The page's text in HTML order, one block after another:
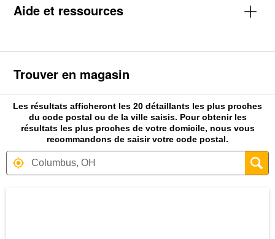
Aide et ressources
Trouver en magasin
Les résultats afficheront les 20 détaillants les plus proches
du code postal ou de la ville saisis. Pour obtenir les
résultats les plus proches de votre domicile, nous vous
recommandons de saisir votre code postal.